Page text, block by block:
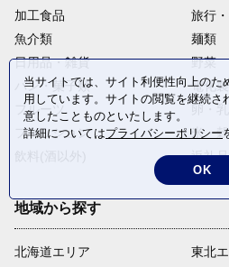
加工食品
旅行
魚介類
麺類
日用品・雑貨
野菜
パン・菓子類
電化製
フルーツ
卵・
ファッション
米・
返礼品
地域から探す
北海道エリア
東北
当サイトでは、サイト利便性向上のた
用しています。サイトの閲覧を継続さ
意したことものといたします。
詳細についてはプライバシーポリシー
OK